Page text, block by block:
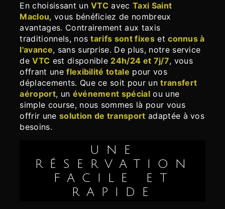
En choisissant unVTC avecTaxi Saint
Maclou, vous bénéficiez de nombreux
avantages. Contrairement aux taxis
traditionnels, nostarifs sont fixesetconnus à
l'avance, sans surprise. De plus, notre service
deVTC est disponible 24h/24 et 7j/7, vous
offrant uneflexibilité totale pour vos
déplacements. Que ce soit pour untransfert
aéroport, un événement spécial ou une
simple course, nous sommes là pour vous
offrir une solution de transport adaptée à vos
besoins.
UNE
RÉSERVATION
FACILE ET
RAPIDE